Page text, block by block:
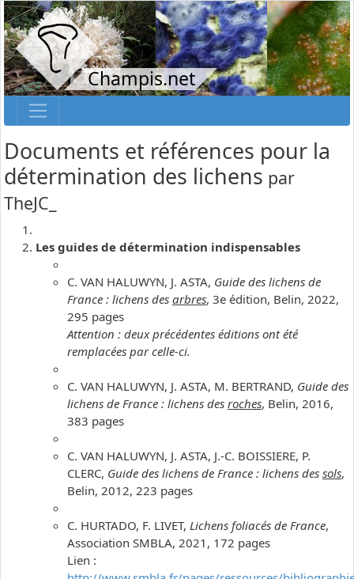
Champis.net
Documents et références pour la
détermination des lichens par
TheJC_
Les guides de détermination indispensables
C. VAN HALUWYN, J. ASTA, Guide des lichens de
France : lichens des arbres, 3e édition, Belin, 2022,
295 pages
Attention : deux précédentes éditions ont été
remplacées par celle-ci.
C. VAN HALUWYN, J. ASTA, M. BERTRAND, Guide des
lichens de France : lichens des roches, Belin, 2016,
383 pages
C. VAN HALUWYN, J. ASTA, J.-C. BOISSIERE, P.
CLERC, Guide des lichens de France : lichens des sols,
Belin, 2012, 223 pages
C. HURTADO, F. LIVET, Lichens foliacés de France,
Association SMBLA, 2021, 172 pages
Lien :